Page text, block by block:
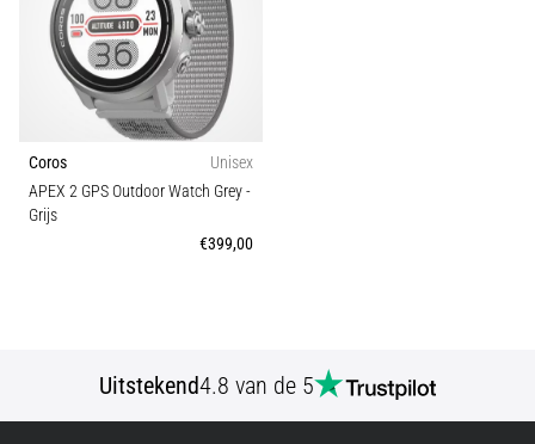
Men
zegt
koolhydraatsupercompensatie
uithoudingsprestaties
verbetert.
Is
dat
Coros
Unisex
APEX 2 GPS Outdoor Watch Grey-
Grijs
€399,00
Uitstekend4.8 van de 5